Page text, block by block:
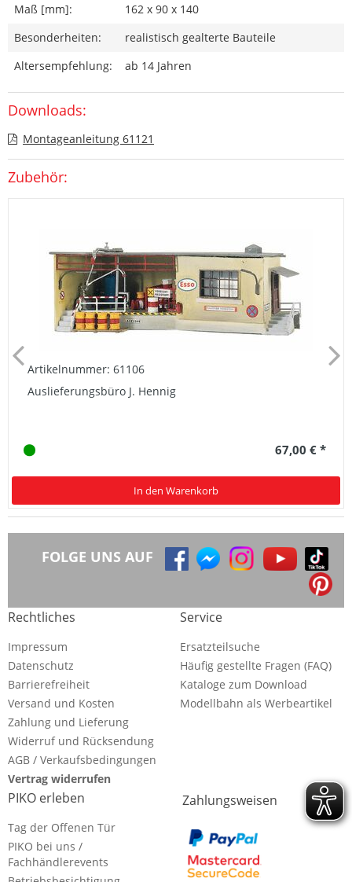
Maß [mm]:
162 x 90 x 140
Besonderheiten:
realistisch gealterte Bauteile
Altersempfehlung:
ab 14 Jahren
Downloads:
Montageanleitung 61121
Zubehör:
Artikelnummer: 61106
Auslieferungsbüro J. Hennig
67,00 € *
In den Warenkorb
FOLGE UNS AUF
Rechtliches
Impressum
Datenschutz
Barrierefreiheit
Versand und Kosten
Zahlung und Lieferung
Widerruf und Rücksendung
AGB / Verkaufsbedingungen
Vertrag widerrufen
Service
Ersatzteilsuche
Häufig gestellte Fragen (FAQ)
Kataloge zum Download
Modellbahn als Werbeartikel
PIKO erleben
Tag der Offenen Tür
PIKO bei uns /
Fachhändlerevents
Zahlungsweisen